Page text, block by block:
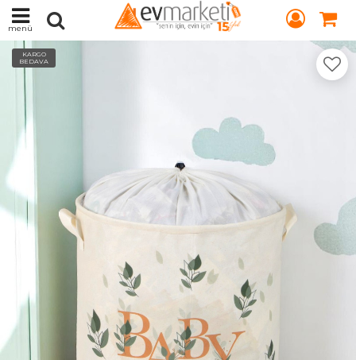
menü
KARGO
BEDAVA